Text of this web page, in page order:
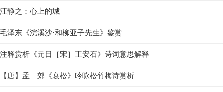
汪静之：心上的城
毛泽东《浣溪沙·和柳亚子先生》鉴赏
注释赏析《元日［宋］王安石》诗词意思解释
【唐】孟 郊《衰松》吟咏松竹梅诗赏析